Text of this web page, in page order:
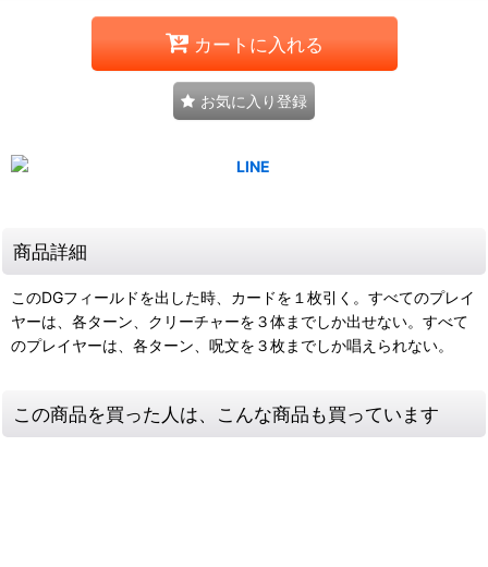
カートに入れる
お気に入り登録
商品詳細
このDGフィールドを出した時、カードを１枚引く。すべてのプレイ
ヤーは、各ターン、クリーチャーを３体までしか出せない。すべて
のプレイヤーは、各ターン、呪文を３枚までしか唱えられない。
この商品を買った人は、こんな商品も買っています